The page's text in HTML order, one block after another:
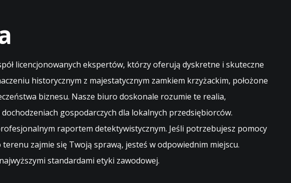
licencjonowanych ekspertów, którzy oferują dyskretne i skuteczne
historycznym z majestatycznym zamkiem krzyżackim, położone
biznesu. Nasze biuro doskonale rozumie te realia,
gospodarczych dla lokalnych przedsiębiorców.
raportem detektywistycznym. Jeśli potrzebujesz pomocy
zajmie się Twoją sprawą, jesteś w odpowiednim miejscu.
standardami etyki zawodowej.